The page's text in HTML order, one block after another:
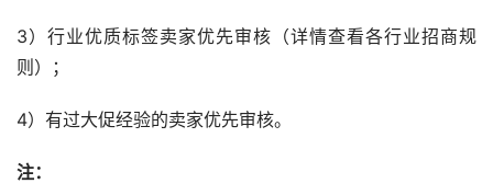
3）行业优质标签卖家优先审核（详情查看各行业招商规
则）；
4）有过大促经验的卖家优先审核。
注：